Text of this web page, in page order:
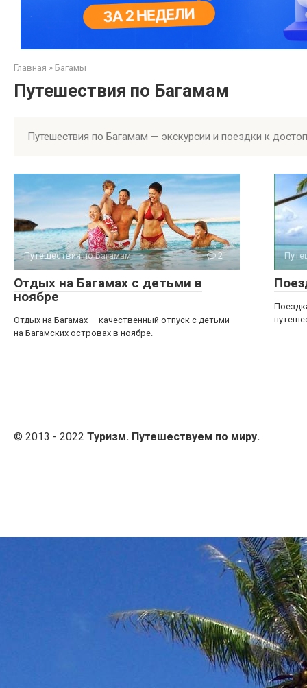
Главная » Багамы
Путешествия по Багамам
Путешествия по Багамам — экскурсии и поездки к
Путешествия по Багамам 2
Отдых на Багамах с детьми в
ноябре
Отдых на Багамах — качественный отпуск с детьми
на Багамских островах в ноябре.
© 2013 - 2022 Туризм. Путешествуем по миру.